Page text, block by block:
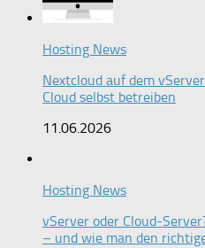
Hosting News
Nextcloud auf dem
Cloud selbst betreiben
11.06.2026
Hosting News
vServer oder Cloud-
– und wie man den